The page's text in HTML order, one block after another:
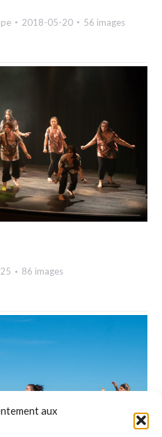
aux
2018-05-20 56 images
86 images